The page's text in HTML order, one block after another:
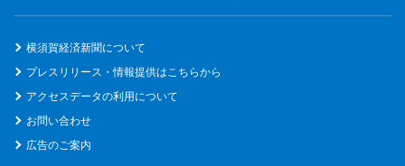
横須賀経済新聞について
プレスリリース・情報提供はこちらから
アクセスデータの利用について
お問い合わせ
広告のご案内